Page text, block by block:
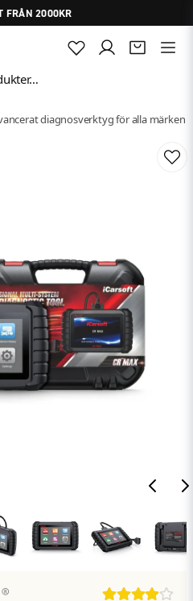
FRÅN 2000KR
diagnosverktyg för alla märken